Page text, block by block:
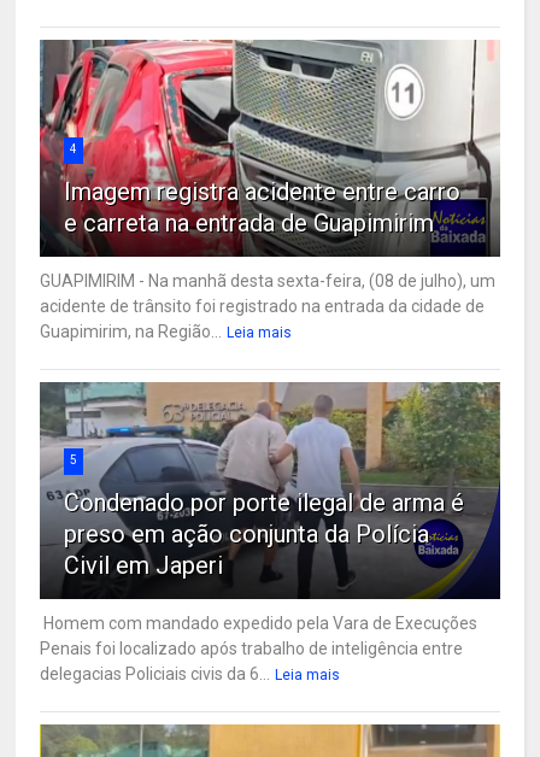
4
Imagem registra acidente entre carro
e carreta na entrada de Guapimirim
GUAPIMIRIM - Na manhã desta sexta-feira, (08 de julho), um
acidente de trânsito foi registrado na entrada da cidade de
Guapimirim, na Região...
Leia mais
5
Condenado por porte ilegal de arma é
preso em ação conjunta da Polícia
Civil em Japeri
Homem com mandado expedido pela Vara de Execuções
Penais foi localizado após trabalho de inteligência entre
delegacias Policiais civis da 6...
Leia mais